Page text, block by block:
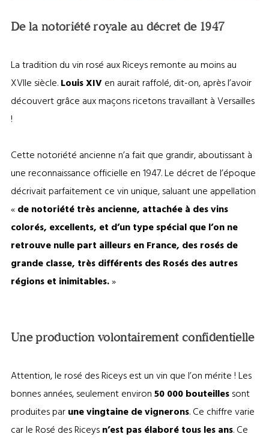
De la notoriété royale au décret de 1947
La tradition du vin rosé aux Riceys remonte au moins au
XVIIe siècle.Louis XIV en aurait raffolé, dit-on, après l’avoir
découvert grâce aux maçons ricetons travaillant à Versailles
!
Cette notoriété ancienne n’a fait que grandir, aboutissant à
une reconnaissance officielle en 1947. Le décret de l’époque
décrivait parfaitement ce vin unique, saluant une appellation
«de notoriété très ancienne, attachée à des vins
colorés, excellents, et d’un type spécial que l’on ne
retrouve nulle part ailleurs en France, des rosés de
grande classe, très différents des Rosés des autres
régions et inimitables.»
Une production volontairement confidentielle
Attention, le rosé des Riceys est un vin que l’on mérite ! Les
bonnes années, seulement environ50 000 bouteillessont
produites parune vingtaine de vignerons. Ce chiffre varie
car le Rosé des Riceysn’est pas élaboré tous les ans. Ce